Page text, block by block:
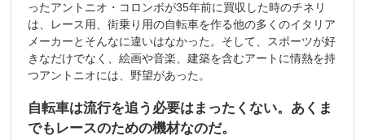
ったアントニオ・コロンボが35年前に買収した時のチネリ
は、レース用、街乗り用の自転車を作る他の多くのイタリア
メーカーとそんなに違いはなかった。そして、スポーツが好
きなだけでなく、絵画や音楽、建築を含むアートに情熱を持
つアントニオには、野望があった。
自転車は流行を追う必要はまったくない。あくま
でもレースのための機材なのだ。